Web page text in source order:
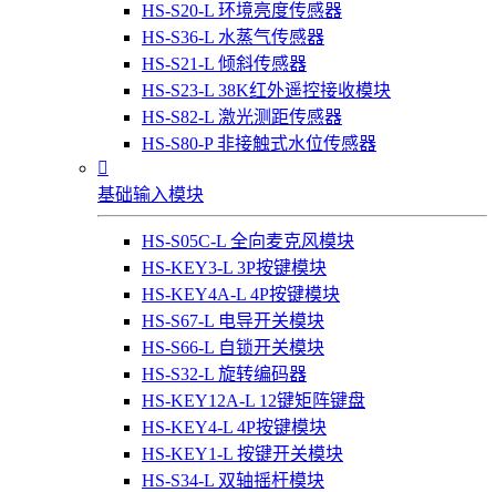
HS-S20-L 环境亮度传感器
HS-S36-L 水蒸气传感器
HS-S21-L 倾斜传感器
HS-S23-L 38K红外遥控接收模块
HS-S82-L 激光测距传感器
HS-S80-P 非接触式水位传感器

基础输入模块
HS-S05C-L 全向麦克风模块
HS-KEY3-L 3P按键模块
HS-KEY4A-L 4P按键模块
HS-S67-L 电导开关模块
HS-S66-L 自锁开关模块
HS-S32-L 旋转编码器
HS-KEY12A-L 12键矩阵键盘
HS-KEY4-L 4P按键模块
HS-KEY1-L 按键开关模块
HS-S34-L 双轴摇杆模块